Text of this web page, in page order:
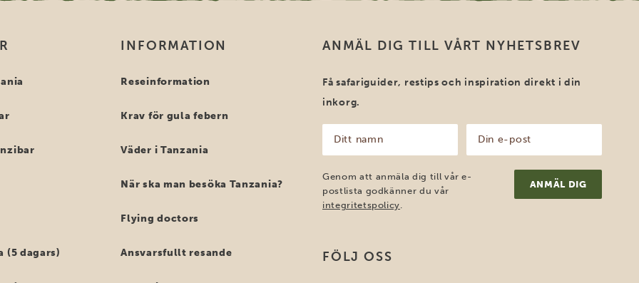
(5 dagars)
INFORMATION
Reseinformation
Krav för gula febern
Väder i Tanzania
När ska man besöka Tanzania?
Flying doctors
Ansvarsfullt resande
ANMÄL DIG TILL VÅRT NYHETSBREV
Få safariguider, restips och inspiration direkt i din
inkorg.
namn
(Obligatoriskt)
post
(Obligatoriskt)
Genom att anmäla dig till vår e-
postlista godkänner du vår
integritetspolicy.
FÖLJ OSS